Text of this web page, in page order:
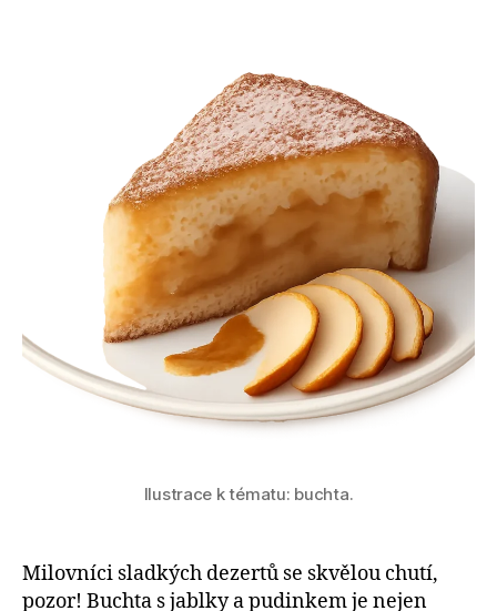
Ilustrace k tématu: buchta.
Milovníci sladkých dezertů se skvělou chutí,
pozor! Buchta s jablky a pudinkem je nejen